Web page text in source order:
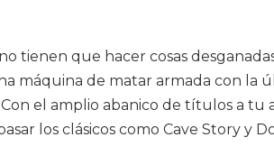
tienen que hacer cosas
de matar armada con la
el amplio abanico de títulos a tu
los clásicos como Cave Story y